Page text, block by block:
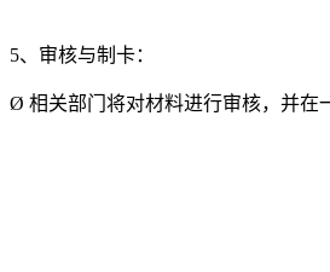
5、审核与制卡：
Ø 相关部门将对材料进行审核，并在